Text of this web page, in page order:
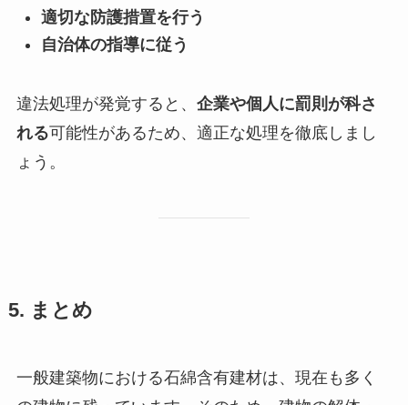
適切な防護措置を行う
自治体の指導に従う
違法処理が発覚すると、 企業や個人に罰則が科さ
れる可能性があるため、適正な処理を徹底しまし
ょう。
5. まとめ
一般建築物における石綿含有建材は、現在も多く